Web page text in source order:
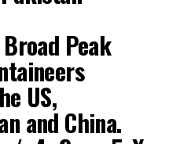
Peak
US,
and China.